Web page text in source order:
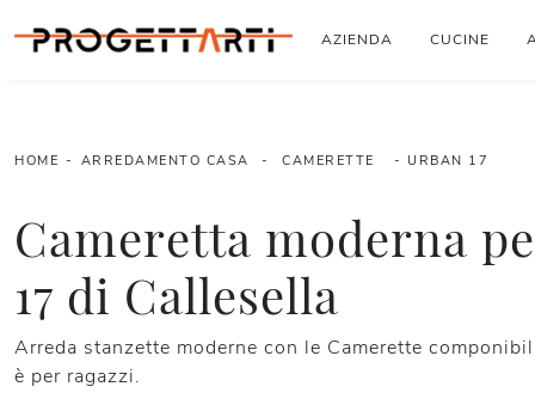
AZIENDA CUCINE
HOME - ARREDAMENTO CASA - CAMERETTE - URBAN 17
Cameretta moderna
17 di Callesella
Arreda stanzette moderne con le Camerette
è per ragazzi.